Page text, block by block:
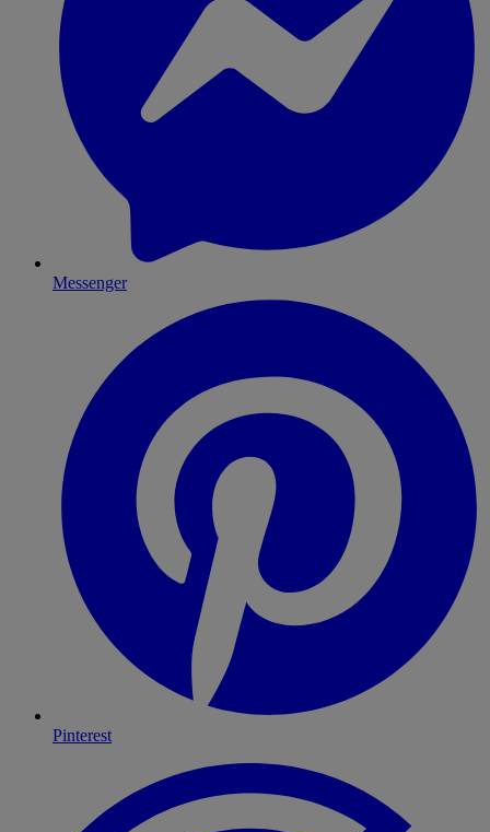
Messenger
Pinterest